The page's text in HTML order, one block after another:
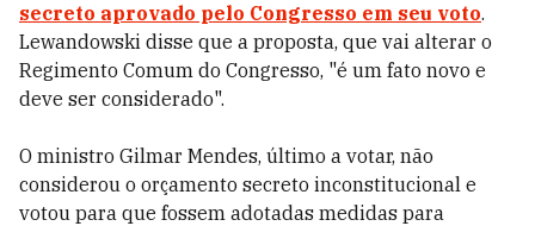
secreto aprovado pelo Congresso em seu voto.
Lewandowski disse que a proposta, que vai alterar o
Regimento Comum do Congresso, "é um fato novo e
deve ser considerado".
O ministro Gilmar Mendes, último a votar, não
considerou o orçamento secreto inconstitucional e
votou para que fossem adotadas medidas para